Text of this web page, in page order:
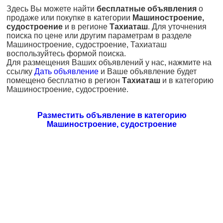
Здесь Вы можете найти бесплатные объявления о
продаже или покупке в категории Машиностроение,
судостроение и в регионе Тахиаташ. Для уточнения
поиска по цене или другим параметрам в разделе
Машиностроение, судостроение, Тахиаташ
воспользуйтесь формой поиска.
Для размещения Ваших объявлений у нас, нажмите на
ссылку Дать объявление и Ваше объявление будет
помещено бесплатно в регион Тахиаташ и в категорию
Машиностроение, судостроение.
Разместить объявление в категорию
Машиностроение, судостроение